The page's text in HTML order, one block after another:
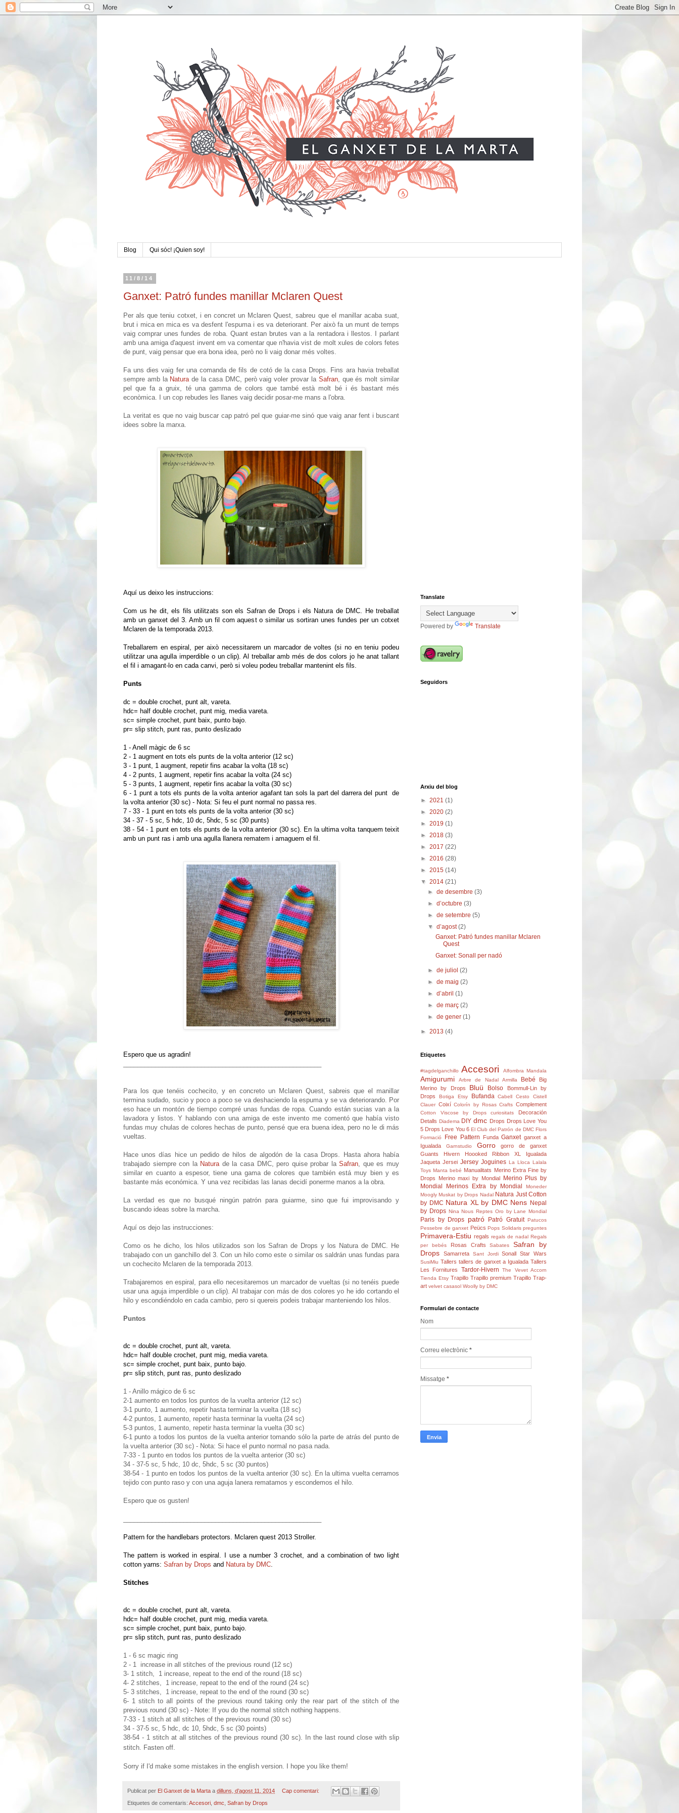
Blog Qui sóc! ¡Quien soy!
11/8/14
Ganxet: Patró fundes manillar Mclaren Quest
Per als que teniu cotxet, i en concret un Mclaren Quest, sabreu que el manillar acaba suat,
brut i mica en mica es va desfent l'espuma i es va deteriorant. Per això fa un munt de temps
vaig comprar unes fundes de roba. Quant estan brutes van a la rentadora i llestos. I parlant
amb una amiga d'aquest invent em va comentar que n'havia vist de molt xules de colors fetes
de punt, vaig pensar que era bona idea, però no li vaig donar més voltes.
Fa uns dies vaig fer una comanda de fils de cotó de la casa Drops. Fins ara havia treballat
sempre amb la Naturade la casa DMC, però vaig voler provar la Safran, que és molt similar
pel que fa a gruix, té una gamma de colors que també està molt bé i és bastant més
econòmica. I un cop rebudes les llanes vaig decidir posar-me mans a l'obra.
La veritat es que no vaig buscar cap patró pel que guiar-me sinó que vaig anar fent i buscant
idees sobre la marxa.
Aquí us deixo les instruccions:
Com us he dit, els fils utilitzats son els Safran de Drops i els Natura de DMC. He treballat
amb un ganxet del 3. Amb un fil com aquest o similar us sortiran unes fundes per un cotxet
Mclaren de la temporada 2013.
Treballarem en espiral, per això necessitarem un marcador de voltes (si no en teniu podeu
utilitzar una agulla imperdible o un clip). Al treballar amb més de dos colors jo he anat tallant
el fil i amagant-lo en cada canvi, però si voleu podeu treballar mantenint els fils.
Punts
dc = double crochet, punt alt, vareta.
hdc= half double crochet, punt mig, media vareta.
sc= simple crochet, punt baix, punto bajo.
pr= slip stitch, punt ras, punto deslizado
1 - Anell màgic de 6 sc
2 - 1 augment en tots els punts de la volta anterior (12 sc)
3 - 1 punt, 1 augment, repetir fins acabar la volta (18 sc)
4 - 2 punts, 1 augment, repetir fins acabar la volta (24 sc)
5 - 3 punts, 1 augment, repetir fins acabar la volta (30 sc)
6 - 1 punt a tots els punts de la volta anterior agafant tan sols la part del darrera del punt de
la volta anterior (30 sc) - Nota: Si feu el punt normal no passa res.
7 - 33 - 1 punt en tots els punts de la volta anterior (30 sc)
34 - 37 - 5 sc, 5 hdc, 10 dc, 5hdc, 5 sc (30 punts)
38 - 54 - 1 punt en tots els punts de la volta anterior (30 sc). En la ultima volta tanquem teixit
amb un punt ras i amb una agulla llanera rematem i amaguem el fil.
Espero que us agradin!
Para los que tenéis cochecito, y en concreto un Mclaren Quest, sabreis que el manillar
termina sudado, sucio y poco a poco se va deshaciendo la espuma y se va deteriorando. Por
eso hace un montón de tiempo compré unas fundas de ropa. Cuando están sucias van a la
lavadora y listos. Y hablando con una amiga de este invento me comentó que había visto
fundas muy chulas de colores hechas de punto, pensé que era buena idea, pero no le di más
vueltas.
Hace unos días hice un pedido de hilos de algodón de la casa Drops. Hasta ahora había
trabajado siempre con la Naturade la casa DMC, pero quise probar laSafran, que es muy
similar en cuanto a espesor, tiene una gama de colores que también está muy bien y es
bastante más económica. Y una vez recibidas las lanas decidí ponerme manos a la obra.
La verdad es que no busqué ningún patrón para guiarme, sino que fui improvisando y
buscando ideas sobre la marcha.
Aquí os dejo las instrucciones:
Como os he dicho, los hilos utilizados son los Safran de Drops y los Natura de DMC. He
trabajado con un ganchillo del 3. Con un hilo como este o similar os saldrán unas fundas para
un cochecito Mclaren de la temporada 2013.
Trabajaremos en espiral, para ello necesitaremos un marcador de vueltas (si no tenéis puede
usar una aguja imperdible o un clip). Al trabajar con más de dos colores yo he ido cortando el
hilo y escondiéndolo en cada cambio, pero si quereis podeis trabajar manteniendo los hilos.
Puntos
dc = double crochet, punt alt, vareta.
hdc= half double crochet, punt mig, media vareta.
sc= simple crochet, punt baix, punto bajo.
pr= slip stitch, punt ras, punto deslizado
1 - Anillo mágico de 6 sc
2-1 aumento en todos los puntos de la vuelta anterior (12 sc)
3-1 punto, 1 aumento, repetir hasta terminar la vuelta (18 sc)
4-2 puntos, 1 aumento, repetir hasta terminar la vuelta (24 sc)
5-3 puntos, 1 aumento, repetir hasta terminar la vuelta (30 sc)
6-1 punto a todos los puntos de la vuelta anterior tomando sólo la parte de atrás del punto de
la vuelta anterior (30 sc) - Nota: Si hace el punto normal no pasa nada.
7-33 - 1 punto en todos los puntos de la vuelta anterior (30 sc)
34 - 37-5 sc, 5 hdc, 10 dc, 5hdc, 5 sc (30 puntos)
38-54 - 1 punto en todos los puntos de la vuelta anterior (30 sc). En la ultima vuelta cerramos
tejido con punto raso y con una aguja lanera rematamos y escondemos el hilo.
Espero que os gusten!
Pattern for the handlebars protectors. Mclaren quest 2013 Stroller.
The pattern is worked in espiral. I use a number 3 crochet, and a combination of two light
cotton yarns: Safran by Drops and Natura by DMC.
Stitches
dc = double crochet, punt alt, vareta.
hdc= half double crochet, punt mig, media vareta.
sc= simple crochet, punt baix, punto bajo.
pr= slip stitch, punt ras, punto deslizado
1 - 6 sc magic ring
2 - 1 increase in all stitches of the previous round (12 sc)
3- 1 stitch, 1 increase, repeat to the end of the round (18 sc)
4- 2 stitches, 1 increase, repeat to the end of the round (24 sc)
5- 3 stitches, 1 increase, repeat to the end of the round (30 sc)
6- 1 stitch to all points of the previous round taking only the rear part of the stitch of the
previous round (30 sc) - Note: If you do the normal stitch nothing happens.
7-33 - 1 stitch at all stitches of the previous round (30 sc)
34 - 37-5 sc, 5 hdc, dc 10, 5hdc, 5 sc (30 points)
38-54 - 1 stitch at all stitches of the previous round (30 sc). In the last round close with slip
stitch. Fasten off.
Sorry if I'd make some mistakes in the english version. I hope you like them!
Publicat per El Ganxet de la Marta a dilluns, d’agost 11, 2014 Cap comentari:
Etiquetes de comentaris: Accesori, dmc, Safran by Drops
Translate
Powered by Translate
Seguidors
Arxiu del blog
► 2021 (1)
► 2020 (2)
► 2019 (1)
► 2018 (3)
► 2017 (22)
► 2016 (28)
► 2015 (14)
▼ 2014 (21)
►de desembre(3)
►d’octubre(3)
►de setembre(5)
▼d’agost(2)
Ganxet: Patró fundes manillar Mclaren
Quest
Ganxet: Sonall per nadó
►de juliol(2)
►de maig(2)
►d’abril(1)
►de març(2)
►de gener(1)
► 2013 (4)
Etiquetes
#tagdelganchillo Accesori Alfombra Mandala
Amigurumi Arbre de Nadal Armilla Bebé
Big
Merino by Drops
Bluü Bolso
Bommull-Lin by
Drops
Botiga Etsy Bufanda Cabell Cesto
Cistell
Clauer Coixí Colorín by Rosas Crafts Complement
Cotton Viscose by Drops curiositats
Decoración
Detalls Diadema DIY dmc Drops Drops Love You
5 Drops Love You 6 El Club del Patrón de DMC Flors
Formació
Free Pattern Funda Ganxet ganxet a
Igualada
Garnstudio Gorro
gorro de ganxet
Guants
Hivern Hoooked Ribbon XL
Igualada
Jaqueta Jersei Jersey Joguines La Lloca Lalala
Toys Manta bebé Manualitats Merino Extra Fine by
Drops
Merino maxi by Mondial
Merino Plus by
Mondial
Merinos Extra by Mondial
Moneder
Moogly Muskat by Drops Nadal
Natura Just Cotton
by DMC Natura XL by DMC Nens Nepal
by Drops Nina Nous Reptes Oro by Lane Mondial
Paris by Drops patró Patró Gratuit
Patucos
Pessebre de ganxet Peücs Pops Solidaris preguntes
Primavera-Estiu regals regals de nadal
Regals
per bebés
Rosas Crafts Sabates
Safran by
Drops
Samarreta Sant Jordi Sonall Star Wars
SusiMiu Tallers tallers de ganxet a Igualada Tallers
Les Fornitures
Tardor-Hivern
The Vevet Accorn
Tienda Etsy Trapillo Trapillo premium Trapillo Trap-
art velvet casasol Woolly by DMC
Formulari de contacte
Nom
Correu electrònic *
Missatge *